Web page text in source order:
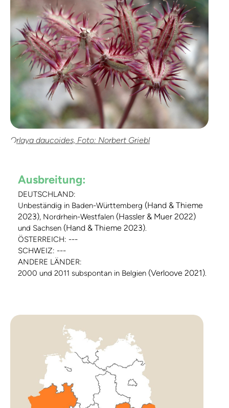
Orlaya daucoides, Foto: Norbert Griebl
Ausbreitung:
DEUTSCHLAND:
Unbeständig in Baden-Württemberg (Hand & Thieme
2023), Nordrhein-Westfalen (Hassler & Muer 2022)
und Sachsen (Hand & Thieme 2023).
ÖSTERREICH: ---
SCHWEIZ: ---
ANDERE LÄNDER:
2000 und 2011 subspontan in Belgien (Verloove 2021).